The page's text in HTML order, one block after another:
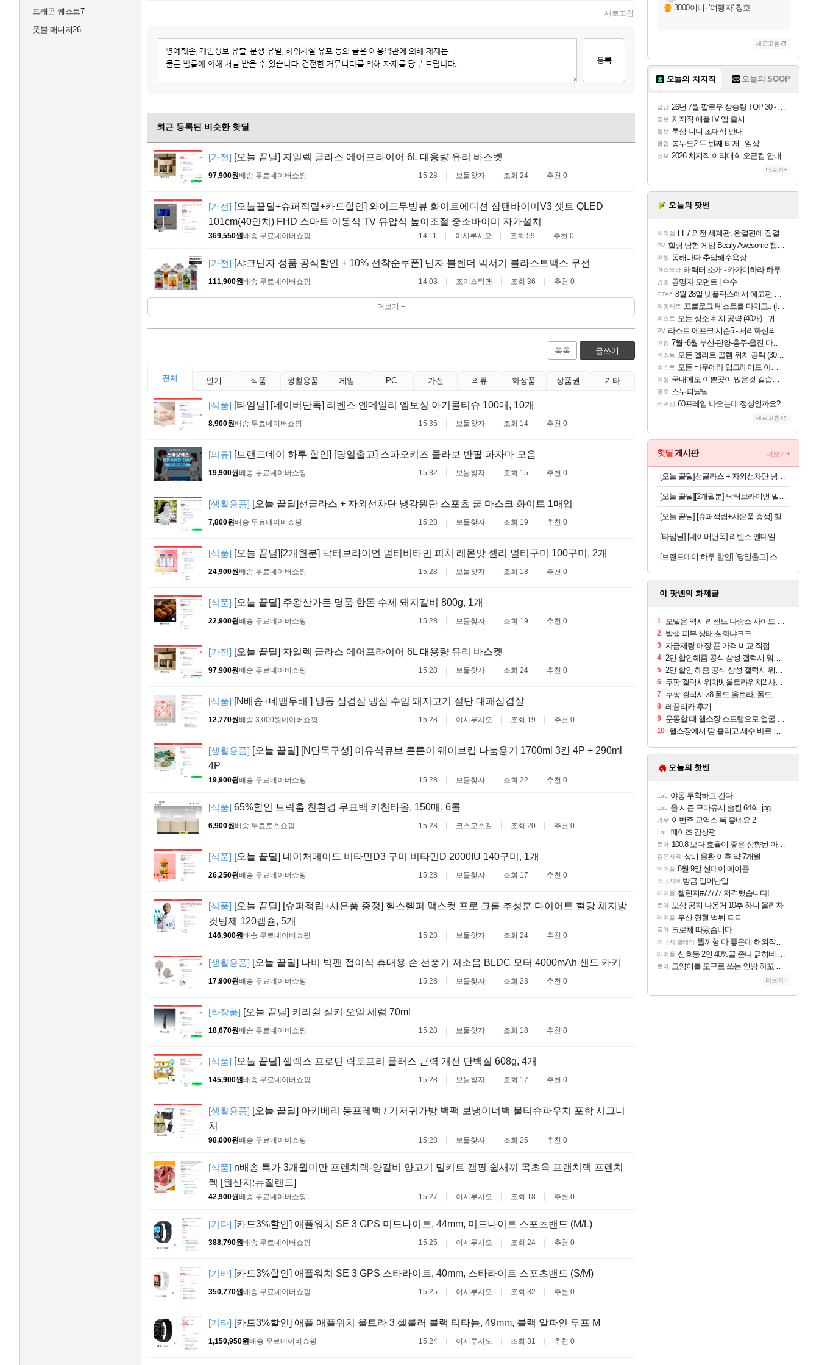
드래곤 퀘스트7
풋볼 매니저26
새로고침
등록
최근 등록된 비슷한 핫딜
[가전] [오늘 끝딜] 자일렉 글라스 에어프라이어 6L 대용량 유리 바스켓
97,900원배송 무료네이버쇼핑 15:28 보물찾자 조회 24 추천 0
[가전] [오늘끝딜+슈퍼적립+카드할인] 와이드무빙뷰 화이트에디션 삼탠바이미V3 셋트 QLED
101cm(40인치) FHD 스마트 이동식 TV 유압식 높이조절 중소바이미 자가설치
369,550원배송 무료네이버쇼핑 14:11 이시루시오 조회 59 추천 0
[가전] [샤크닌자 정품 공식할인 + 10% 선착순쿠폰] 닌자 블렌더 믹서기 블라스트맥스 무선
111,900원배송 무료네이버쇼핑 14:03 조이스틱맨 조회 36 추천 0
더보기 +
목록 글쓰기
전체 인기 식품 생활용품 게임 PC 가전 의류 화장품 상품권 기타
[식품] [타임딜] [네이버단독] 리벤스 엔데일리 엠보싱 아기물티슈 100매, 10개
8,900원배송 무료네이버쇼핑 15:35 보물찾자 조회 14 추천 0
[의류] [브랜드데이 하루 할인] [당일출고] 스파오키즈 콜라보 반팔 파자마 모음
19,900원배송 무료네이버쇼핑 15:32 보물찾자 조회 15 추천 0
[생활용품] [오늘 끝딜]선글라스 + 자외선차단 냉감원단 스포츠 쿨 마스크 화이트 1매입
7,800원배송 무료네이버쇼핑 15:28 보물찾자 조회 19 추천 0
[식품] [오늘 끝딜][2개월분] 닥터브라이언 멀티비타민 피치 레몬맛 젤리 멀티구미 100구미, 2개
24,900원배송 무료네이버쇼핑 15:28 보물찾자 조회 18 추천 0
[식품] [오늘 끝딜] 주왕산가든 명품 한돈 수제 돼지갈비 800g, 1개
22,900원배송 무료네이버쇼핑 15:28 보물찾자 조회 19 추천 0
[가전] [오늘 끝딜] 자일렉 글라스 에어프라이어 6L 대용량 유리 바스켓
97,900원배송 무료네이버쇼핑 15:28 보물찾자 조회 24 추천 0
[식품] [N배송+네맴무배 ] 냉동 삼겹살 냉삼 수입 돼지고기 절단 대패삼겹살
12,770원배송 3,000원네이버쇼핑 15:28 이시루시오 조회 19 추천 0
[생활용품] [오늘 끝딜] [N단독구성] 이유식큐브 튼튼이 웨이브킵 나눔용기 1700ml 3칸 4P + 290ml
4P
19,900원배송 무료네이버쇼핑 15:28 보물찾자 조회 22 추천 0
[식품] 65%할인 브릭홈 친환경 무표백 키친타올, 150매, 6롤
6,900원배송 무료토스쇼핑 15:28 코스모스길 조회 20 추천 0
[식품] [오늘 끝딜] 네이처메이드 비타민D3 구미 비타민D 2000IU 140구미, 1개
26,250원배송 무료네이버쇼핑 15:28 보물찾자 조회 17 추천 0
[식품] [오늘 끝딜] [슈퍼적립+사은품 증정] 헬스헬퍼 맥스컷 프로 크롬 추성훈 다이어트 혈당 체지방
컷팅제 120캡슐, 5개
146,900원배송 무료네이버쇼핑 15:28 보물찾자 조회 24 추천 0
[생활용품] [오늘 끝딜] 나비 빅팬 접이식 휴대용 손 선풍기 저소음 BLDC 모터 4000mAh 샌드 카키
17,900원배송 무료네이버쇼핑 15:28 보물찾자 조회 23 추천 0
[화장품] [오늘 끝딜] 커리쉴 실키 오일 세럼 70ml
18,670원배송 무료네이버쇼핑 15:28 보물찾자 조회 18 추천 0
[식품] [오늘 끝딜] 셀렉스 프로틴 락토프리 플러스 근력 개선 단백질 608g, 4개
145,900원배송 무료네이버쇼핑 15:28 보물찾자 조회 17 추천 0
[생활용품] [오늘 끝딜] 아키베리 몽프레백 / 기저귀가방 백팩 보냉이너백 물티슈파우치 포함 시그니
처
98,000원배송 무료네이버쇼핑 15:28 보물찾자 조회 25 추천 0
[식품] n배송 특가 3개월미만 프렌치랙-양갈비 양고기 밀키트 캠핑 쉽새끼 목초육 프랜치랙 프렌치
렉 [원산지:뉴질랜드]
42,900원배송 무료네이버쇼핑 15:27 이시루시오 조회 18 추천 0
[기타] [카드3%할인] 애플워치 SE 3 GPS 미드나이트, 44mm, 미드나이트 스포츠밴드 (M/L)
388,790원배송 무료네이버쇼핑 15:25 이시루시오 조회 24 추천 0
[기타] [카드3%할인] 애플워치 SE 3 GPS 스타라이트, 40mm, 스타라이트 스포츠밴드 (S/M)
350,770원배송 무료네이버쇼핑 15:25 이시루시오 조회 32 추천 0
[기타] [카드3%할인] 애플 애플워치 울트라 3 셀룰러 블랙 티타늄, 49mm, 블랙 알파인 루프 M
1,150,950원배송 무료네이버쇼핑 15:24 이시루시오 조회 31 추천 0
3000이니 ·'여행자' 칭호
새로고침
오늘의 치지직 오늘의 SOOP
잡담 26년 7월 팔로우 상승량 TOP 30 - 월간 치지직
정보 치지직 애플TV 앱 출시
정보 룩삼 니니 초대석 안내
클립 봉누도2 두 번째 티저 - 일상
정보 2026 치지직 이리대회 오픈컵 안내
더보기+
오늘의 팟벤
해외겜 FF7 외전 세계관, 완결편에 집결
PV 힐링 탐험 게임 Bearly Awesome 챕터 1 트레일러
여행 동해바다 추암해수욕장
아스오라 캐릭터 소개 - 카가미하라 하루
명조 공명자 모먼트 | 수수
GTA6 8월 28일 넷플릭스에서 예고편 공개 예정
리밋제로 프롤로그 테스트를 마치고.. (feat. 리아)
비스트 모든 성소 위치 공략 (40개) - 귀환한 영혼 도전과제
PV 라스트 에포크 시즌5 - 서리화신의 분노 티저
여행 7월~8월 부산-단양-충주-울진 다녀왔어요~
비스트 모든 엘리트 골렘 위치 공략 (30개) - 방랑 결투가
비스트 모든 바우에라 업그레이드 아이템 획득 위치 공략 (89개)
여행 국내에도 이쁜곳이 많은것 같습니다
명조 스누피냥님
레퀴엠 60프레임 나오는데 정상일까요?
새로고침
핫딜 게시판 더보기+
[오늘 끝딜]선글라스 + 자외선차단 냉감원단 스포츠 쿨 마스크 화이트 1매입
[오늘 끝딜][2개월분] 닥터브라이언 멀티비타민 피치 레몬맛 젤리 멀티구미 100구미, 2개
[오늘 끝딜] [슈퍼적립+사은품 증정] 헬스헬퍼 맥스컷 프로 크롬 추성훈 다이어트 혈당 체지방 컷팅제 120캡슐, 5개
[타임딜] [네이버단독] 리벤스 엔데일리 엠보싱 아기물티슈 100매, 10개
[브랜드데이 하루 할인] [당일출고] 스파오키즈 콜라보 반팔 파자마 모음
이 팟벤의 화제글
1 모델은 역시 리센느 나랑스 사이드 1.25L 1박스
2 밤샘 피부 상태 실화냐ㅋㅋ
3 자급제랑 매장 폰 가격 비교 직접 안가도 되네요
4 2만 할인해줌 공식 삼성 갤럭시 워치9 크림, 40mm, 블루투스
5 2만 할인 해줌 공식 삼성 갤럭시 워치9 실버, 44mm, 블루투스
6 쿠팡 갤럭시워치9, 울트라워치2 사전구매 혜택 받아보세요
7 쿠팡 갤럭시 z8 폴드 울트라, 폴드, 플립 사전예약
8 레플리카 후기
9 운동할 때 헬스장 스트랩으로 얼굴 만졌다가 볼 뒤집어짐
10 헬스장에서 땀 흘리고 세수 바로 안 하면 트러블 나냐?
오늘의 핫벤
LoL 야동 투척하고 간다
LoL 올 시즌 구마유시 솔킬 64회..jpg
와우 이번주 교역소 룩 좋네요 2
LoL 페이즈 감상평
로아 100:8 보다 효율이 좋은 상향된 아제나 ㄷㄷ
검은사막 장비 올환 이후 약 7개월
메이플 8월 9일 썬데이 메이플
리니지M 방금 일어난일
메이플 챌린저#77777 저격했습니다!
로아 보상 공지 나온거 10추 하니 올리자
메이플 부산 헌혈 먹튀 ㄷㄷ..
로아 크로체 따왔습니다
리니지 클래식 똘끼형 다 좋은데 해외작업장 도와주는 짓은 좀 아니지않냐?
메이플 신호등 2인 40%글 존나 긁히네 씨발
로아 고양이를 도구로 쓰는 인방 하꼬 스트리머 박제합니다.
더보기+